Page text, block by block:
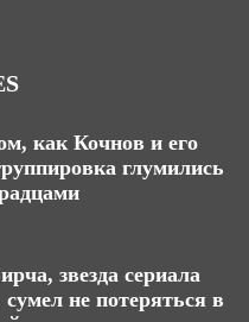
как Кочнов и его
глумились
звезда сериала
не потеряться в